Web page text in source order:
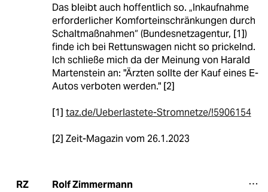
Das bleibt auch hoffentlich so. „Inkaufnahme
erforderlicher Komforteinschränkungen durch
Schaltmaßnahmen“ (Bundesnetzagentur, [1])
finde ich bei Rettunswagen nicht so prickelnd.
Ich schließe mich da der Meinung von Harald
Martenstein an: "Ärzten sollte der Kauf eines E-
Autos verboten werden." [2]
[1] taz.de/Ueberlastete-Stromnetze/!5906154
[2] Zeit-Magazin vom 26.1.2023
RZ Rolf Zimmermann